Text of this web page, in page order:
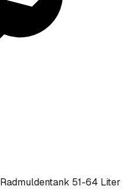
Radmuldentank 51-64 Liter